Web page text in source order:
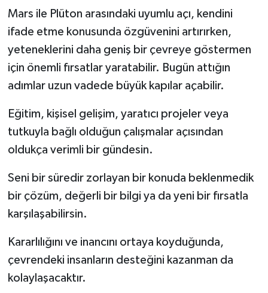
Mars ile Plüton arasındaki uyumlu açı, kendini
ifade etme konusunda özgüvenini artırırken,
yeteneklerini daha geniş bir çevreye göstermen
için önemli fırsatlar yaratabilir. Bugün attığın
adımlar uzun vadede büyük kapılar açabilir.
Eğitim, kişisel gelişim, yaratıcı projeler veya
tutkuyla bağlı olduğun çalışmalar açısından
oldukça verimli bir gündesin.
Seni bir süredir zorlayan bir konuda beklenmedik
bir çözüm, değerli bir bilgi ya da yeni bir fırsatla
karşılaşabilirsin.
Kararlılığını ve inancını ortaya koyduğunda,
çevrendeki insanların desteğini kazanman da
kolaylaşacaktır.